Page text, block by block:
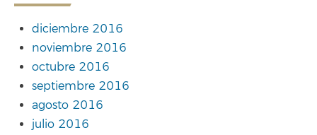
diciembre 2016
noviembre 2016
octubre 2016
septiembre 2016
agosto 2016
julio 2016